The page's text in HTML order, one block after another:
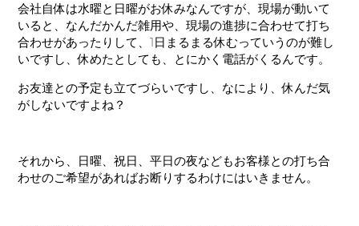
会社自体は水曜と日曜がお休みなんですが、現場が動いて
いると、なんだかんだ雑用や、現場の進捗に合わせて打ち
合わせがあったりして、1日まるまる休むっていうのが難し
いですし、休めたとしても、とにかく電話がくるんです。
お友達との予定も立てづらいですし、なにより、休んだ気
がしないですよね？
それから、日曜、祝日、平日の夜などもお客様との打ち合
わせのご希望があればお断りするわけにはいきません。